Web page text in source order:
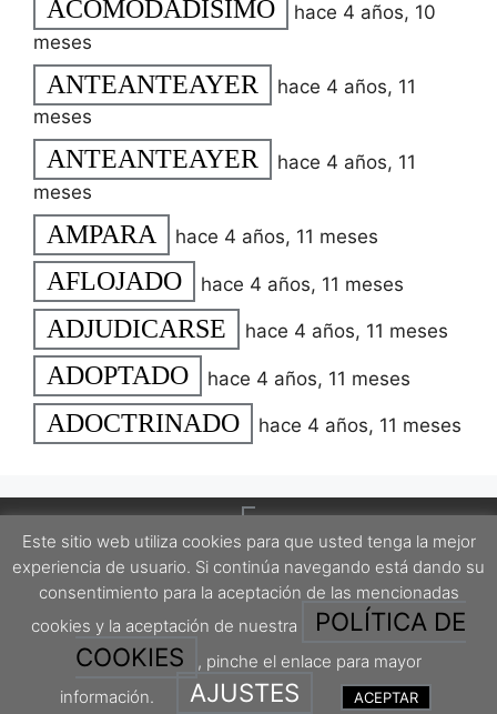
ACOMODADÍSIMO
hace 4 años, 10
meses
ANTEANTEAYER
hace 4 años, 11
meses
ANTEANTEAYER
hace 4 años, 11
meses
AMPARA hace 4 años, 11 meses
AFLOJADO hace 4 años, 11 meses
ADJUDICARSE hace 4 años, 11 meses
ADOPTADO hace 4 años, 11 meses
ADOCTRINADO hace 4 años, 11 meses
Este proyecto está protegido por una licencia Creative Commons Attribution-
ShareAlike 4.0 International License.
Este sitio web utiliza cookies para que usted tenga la mejor
experiencia de usuario. Si continúa navegando está dando su
consentimiento para la aceptación de las mencionadas
cookies y la aceptación de nuestra
POLÍTICA DE
COOKIES
, pinche el enlace para mayor
información.
AJUSTES ACEPTAR